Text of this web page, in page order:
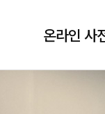
온라인 사